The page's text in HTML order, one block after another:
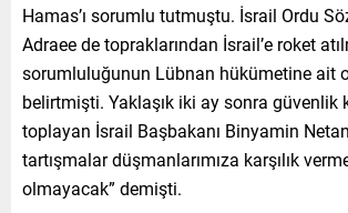
Hamas’ı sorumlu tutmuştu. İsrail Ordu
Adraee de topraklarından İsrail’e roket
sorumluluğunun Lübnan hükümetine ait
belirtmişti. Yaklaşık iki ay sonra güvenlik
toplayan İsrail Başbakanı Binyamin
tartışmalar düşmanlarımıza karşılık
olmayacak” demişti.